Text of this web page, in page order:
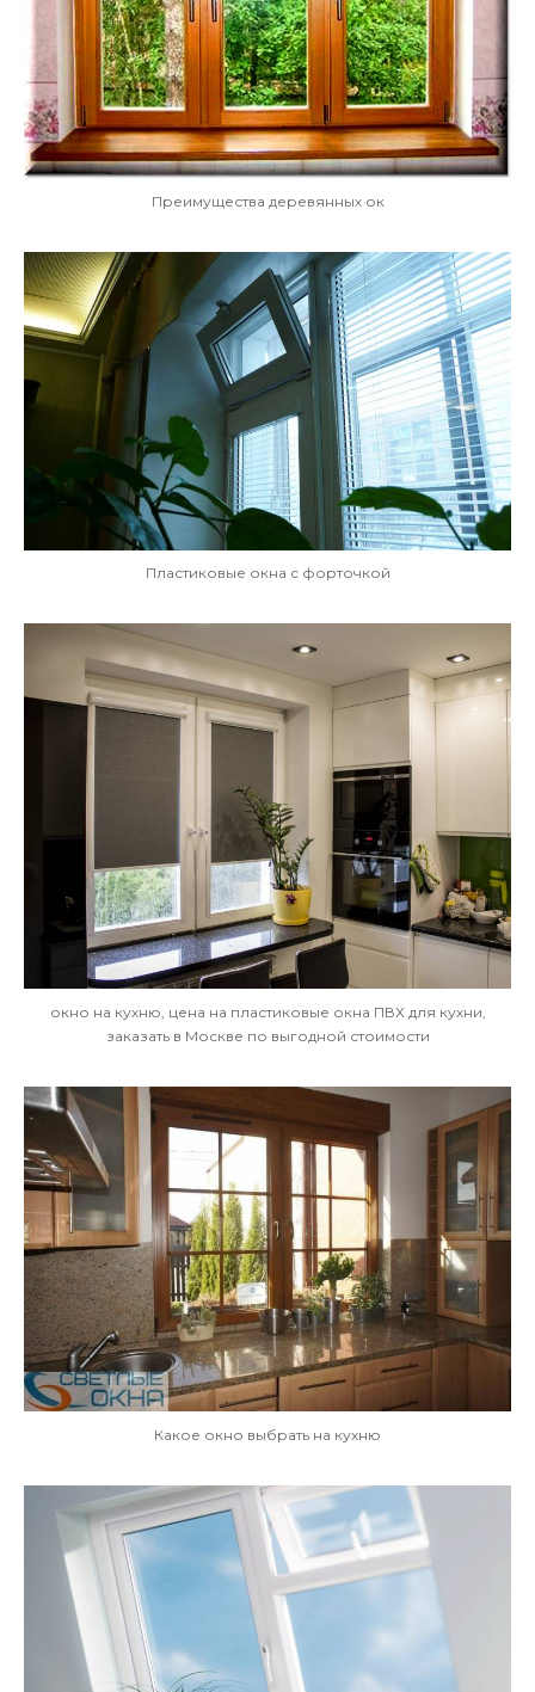
Преимущества деревянных ок
Пластиковые окна с форточкой
окно на кухню, цена на пластиковые окна ПВХ для кухни,
заказать в Москве по выгодной стоимости
Какое окно выбрать на кухню